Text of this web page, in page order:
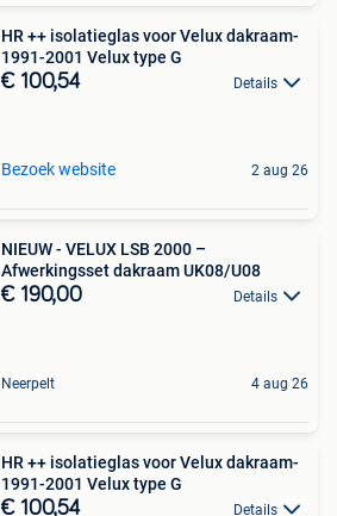
HR ++ isolatieglas voor Velux dakraam-
1991-2001 Velux type G
€ 100,54 Details
Bezoek website 2 aug 26
NIEUW - VELUX LSB 2000 –
Afwerkingsset dakraam UK08/U08
€ 190,00 Details
Neerpelt 4 aug 26
HR ++ isolatieglas voor Velux dakraam-
1991-2001 Velux type G
€ 100,54 Details